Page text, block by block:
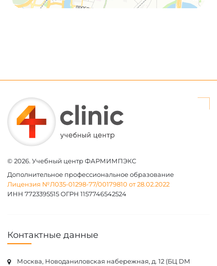
© 2026. Учебный центр ФАРМИМПЭКС
Дополнительное профессиональное образование
Лицензия №Л035-01298-77/00179810 от 28.02.2022
ИНН 7723395515 ОГРН 1157746542524
Контактные данные
Москва, Новоданиловская набережная, д. 12 (БЦ DM